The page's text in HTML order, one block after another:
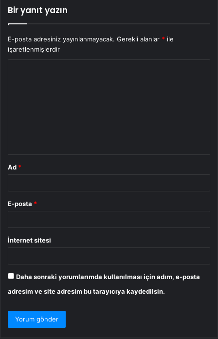
Bir yanıt yazın
E-posta adresiniz yayınlanmayacak. Gerekli alanlar * ile
işaretlenmişlerdir
Ad *
E-posta *
İnternet sitesi
Daha sonraki yorumlarımda kullanılması için adım, e-posta
adresim ve site adresim bu tarayıcıya kaydedilsin.